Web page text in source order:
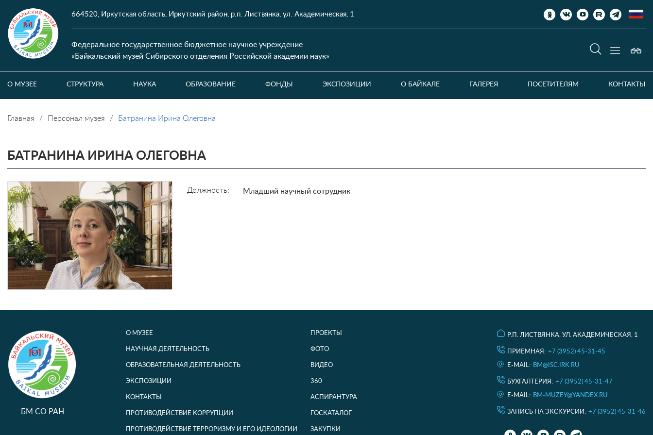
664520, Иркутская область, Иркутский район, р.п. Листвянка, ул. Академическая, 1
Федеральное государственное бюджетное научное учреждение
«Байкальский музей Сибирского отделения Российской академии наук»
О МУЗЕЕ СТРУКТУРА НАУКА ОБРАЗОВАНИЕ ФОНДЫ ЭКСПОЗИЦИИ О БАЙКАЛЕ ГАЛЕРЕЯ ПОСЕТИТЕЛЯМ КОНТАКТЫ
Главная Персонал музея Батранина Ирина Олеговна
БАТРАНИНА ИРИНА ОЛЕГОВНА
Должность: Младший научный сотрудник
БМ СО РАН
О МУЗЕЕ
НАУЧНАЯ ДЕЯТЕЛЬНОСТЬ
ОБРАЗОВАТЕЛЬНАЯ ДЕЯТЕЛЬНОСТЬ
ЭКСПОЗИЦИИ
КОНТАКТЫ
ПРОТИВОДЕЙСТВИЕ КОРРУПЦИИ
ПРОТИВОДЕЙСТВИЕ ТЕРРОРИЗМУ И ЕГО ИДЕОЛОГИИ
ПРОЕКТЫ
ФОТО
ВИДЕО
360
АСПИРАНТУРА
ГОСКАТАЛОГ
ЗАКУПКИ
Р.П. ЛИСТВЯНКА, УЛ. АКАДЕМИЧЕСКАЯ, 1
ПРИЕМНАЯ: +7 (3952) 45-31-45
E-MAIL: BM@ISC.IRK.RU
БУХГАЛТЕРИЯ: +7 (3952) 45-31-47
E-MAIL: BM-MUZEY@YANDEX.RU
ЗАПИСЬ НА ЭКСКУРСИИ: +7 (3952) 45-31-46